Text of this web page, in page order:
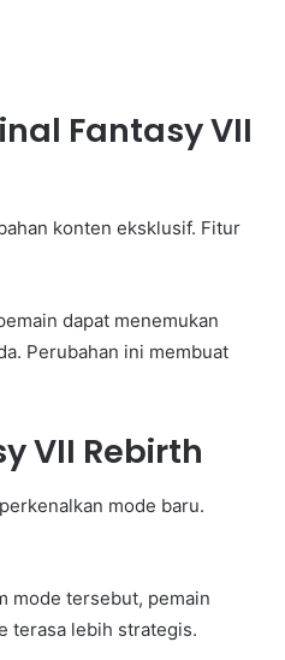
Fantasy VII
konten eksklusif. Fitur
dapat menemukan
Perubahan ini membuat
VII Rebirth
mode baru.
mode tersebut, pemain
terasa lebih strategis.